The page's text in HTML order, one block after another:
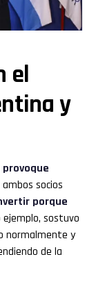
el
y
socios
porque
ejemplo, sostuvo
normalmente y
de la